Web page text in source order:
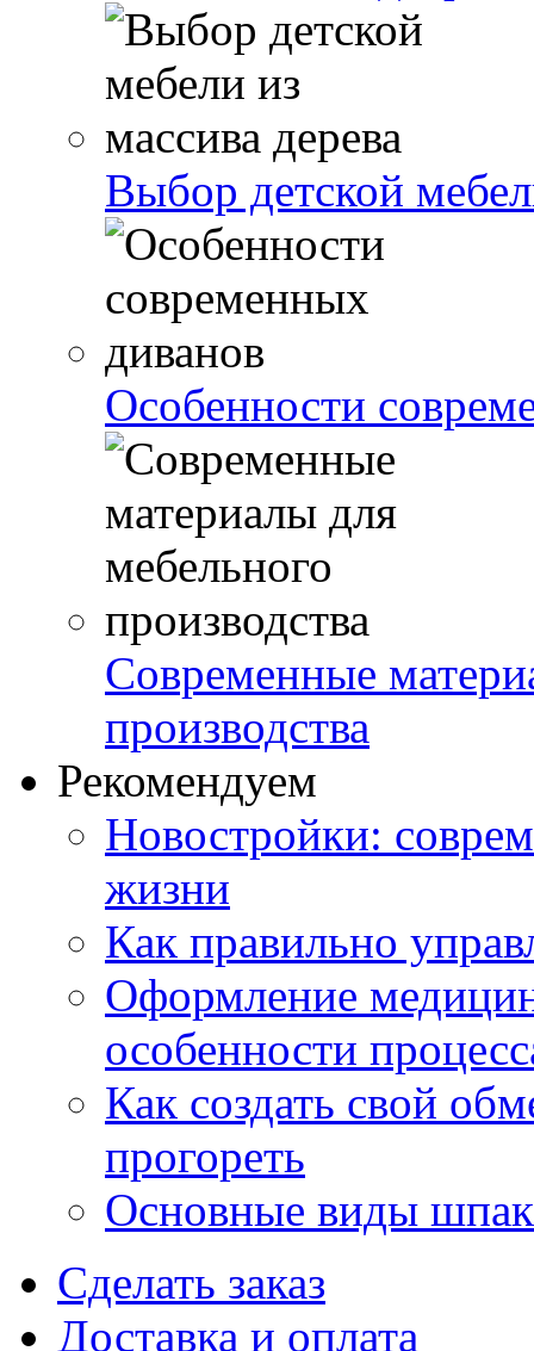
Выбор детской
Особенности
Современные
производства
Рекомендуем
Новостройки:
жизни
Как правильно
Оформление
особенности
Как создать свой
прогореть
Основные виды
Сделать заказ
Доставка и оплата